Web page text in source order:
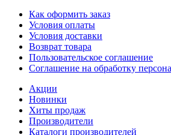
Как оформить заказ
Условия оплаты
Условия доставки
Возврат товара
Пользовательское соглашение
Соглашение на обработку
Акции
Новинки
Хиты продаж
Производители
Каталоги производителей